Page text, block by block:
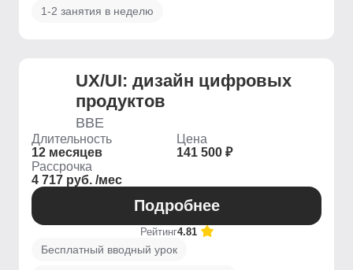
1-2 занятия в неделю
UX/UI: дизайн цифровых
продуктов
BBE
Длительность
12 месяцев
Цена
141 500 ₽
Рассрочка
4 717 руб. /мес
Подробнее
Рейтинг4.81
Бесплатный вводный урок